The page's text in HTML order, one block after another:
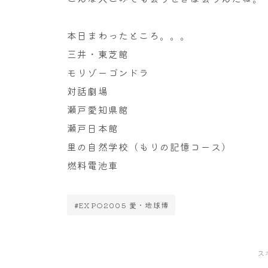
本日まわったところ。。。
三井・東芝館
モリゾーゴンドラ
対話劇場
瀬戸愛知県館
瀬戸日本館
里の自然学校（もりの記憶コース）
燃料電池車
#EXPO2005 愛・地球博
ス